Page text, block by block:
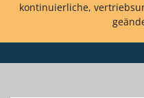
kontinuierliche,